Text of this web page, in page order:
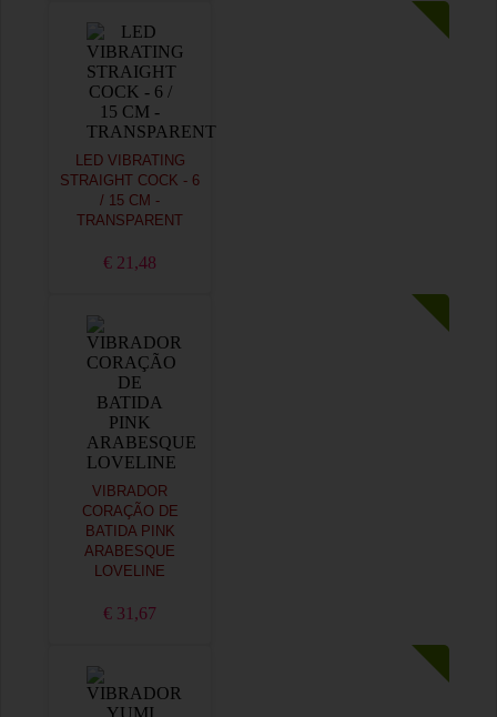
LED VIBRATING
STRAIGHT COCK - 6
/ 15 CM -
TRANSPARENT
€ 21,48
VIBRADOR
CORAÇÃO DE
BATIDA PINK
ARABESQUE
LOVELINE
€ 31,67